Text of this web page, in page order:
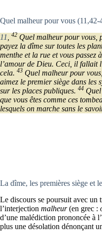
Quel malheur pour vous (11,42-
11
42 Quel malheur pour vous,
payez la dîme sur toutes les
menthe et la rue et vous passez
l’amour de Dieu. Ceci, il fallait
cela. 43 Quel malheur pour
aimez le premier siège dans les
sur les places publiques. 44
que vous êtes comme ces
lesquels on marche sans le
La dîme, les premières siège et
Le discours se poursuit avec un
l’interjection malheur(en grec :
d’une malédiction prononcée à
plus une désolation dénonçant